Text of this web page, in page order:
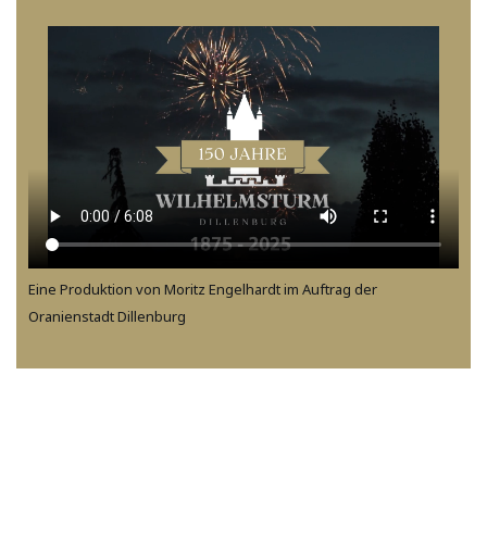
Eine Produktion von Moritz Engelhardt im Auftrag der
Oranienstadt Dillenburg